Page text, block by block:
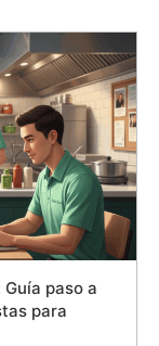
paso a
para